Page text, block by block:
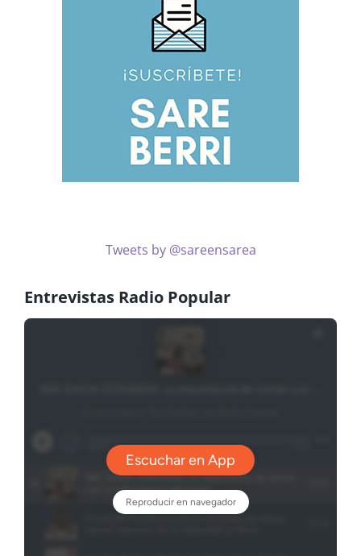
Tweets by @sareensarea
Entrevistas Radio Popular